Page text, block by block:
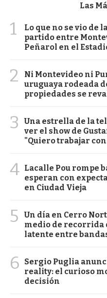
Las
1
Lo que no se vio de
partido entre
Peñarol en el
2
Ni Montevideo ni
uruguaya rodeada
propiedades se
3
Una estrella de la
ver el show de
"Quiero trabajar con
4 Lacalle Pou rompe
esperan con
en Ciudad Vieja
5
Un día en Cerro
medio de recorrida
latente entre
6
Sergio Puglia
reality: el curioso
decisión